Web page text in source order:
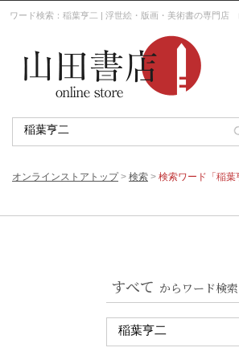
ワード検索：稲葉亨二 | 浮世絵・版画・美術書の専門店
オンラインストアトップ > 検索 > 検索ワード「稲葉
すべて からワード検索